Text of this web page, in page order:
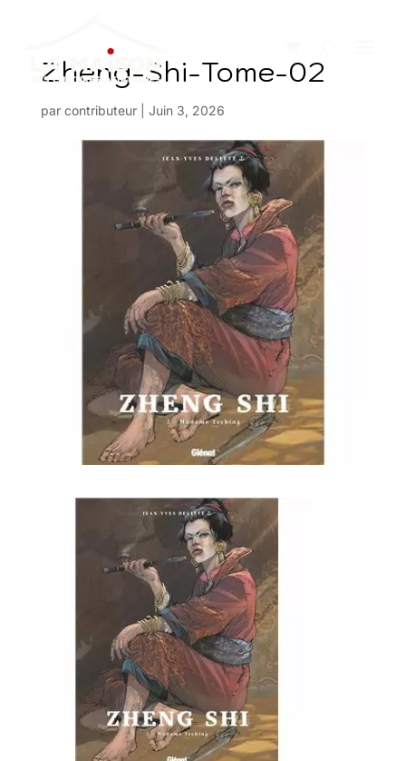
Zheng-Shi-Tome-02
par contributeur| Juin 3, 2026